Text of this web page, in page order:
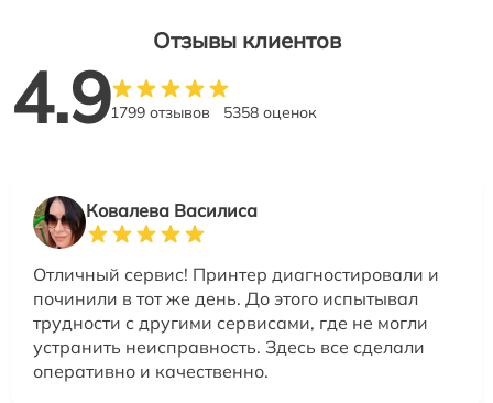
Отзывы клиентов
4.91799 отзывов 5358 оценок
Ковалева Василиса
Отличный сервис! Принтер диагностировали и
починили в тот же день. До этого испытывал
трудности с другими сервисами, где не могли
устранить неисправность. Здесь все сделали
оперативно и качественно.